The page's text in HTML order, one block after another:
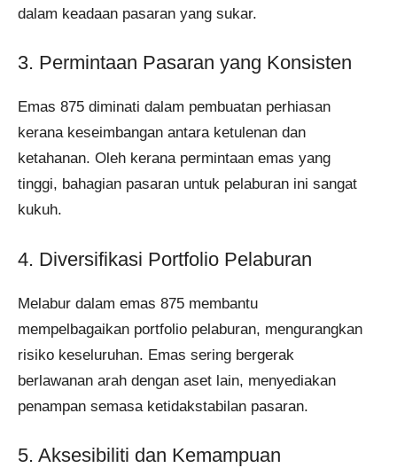
dalam keadaan pasaran yang sukar.
3. Permintaan Pasaran yang Konsisten
Emas 875 diminati dalam pembuatan perhiasan
kerana keseimbangan antara ketulenan dan
ketahanan. Oleh kerana permintaan emas yang
tinggi, bahagian pasaran untuk pelaburan ini sangat
kukuh.
4. Diversifikasi Portfolio Pelaburan
Melabur dalam emas 875 membantu
mempelbagaikan portfolio pelaburan, mengurangkan
risiko keseluruhan. Emas sering bergerak
berlawanan arah dengan aset lain, menyediakan
penampan semasa ketidakstabilan pasaran.
5. Aksesibiliti dan Kemampuan